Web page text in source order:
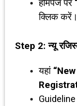
होमपेज पर
क्लिक करें।
Step 2:न्यू
यहां